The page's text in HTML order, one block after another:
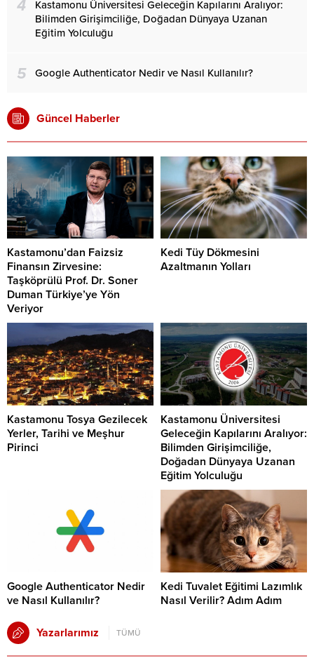
4
Kastamonu Üniversitesi Geleceğin Kapılarını Aralıyor:
Bilimden Girişimciliğe, Doğadan Dünyaya Uzanan
Eğitim Yolculuğu
5 Google Authenticator Nedir ve Nasıl Kullanılır?
Güncel Haberler
Kastamonu’dan Faizsiz
Finansın Zirvesine:
Taşköprülü Prof. Dr. Soner
Duman Türkiye’ye Yön
Veriyor
Kedi Tüy Dökmesini
Azaltmanın Yolları
Kastamonu Tosya Gezilecek
Yerler, Tarihi ve Meşhur
Pirinci
Kastamonu Üniversitesi
Geleceğin Kapılarını Aralıyor:
Bilimden Girişimciliğe,
Doğadan Dünyaya Uzanan
Eğitim Yolculuğu
Google Authenticator Nedir
ve Nasıl Kullanılır?
Kedi Tuvalet Eğitimi Lazımlık
Nasıl Verilir? Adım Adım
Yazarlarımız TÜMÜ